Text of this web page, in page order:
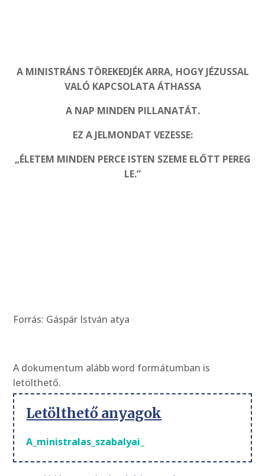
A MINISTRÁNS TÖREKEDJÉK ARRA, HOGY JÉZUSSAL
VALÓ KAPCSOLATA ÁTHASSA
A NAP MINDEN PILLANATÁT.
EZ A JELMONDAT VEZESSE:
„ÉLETEM MINDEN PERCE ISTEN SZEME ELŐTT PEREG
LE.”
Forrás: Gáspár István atya
A dokumentum alább word formátumban is
letölthető.
Letölthető anyagok
A_ministralas_szabalyai_